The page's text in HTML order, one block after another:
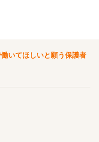
いてほしいと願う保護者